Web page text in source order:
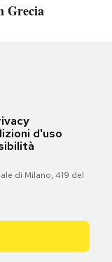
Grecia
d'uso
di Milano, 419 del